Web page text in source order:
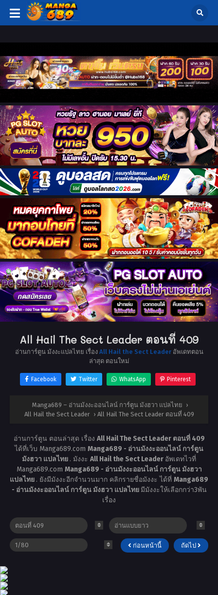
All Hail The Sect Leader ตอนที่ 409
อ่านการ์ตูน มังงะแปลไทย เรื่อง All Hail the Sect Leaderอัพเดทตอน
ล่าสุด ตอนใหม่
Facebook Twitter WhatsApp Pinterest
Manga689 – อ่านมังงะออนไลน์ การ์ตูน มังฮวา แปลไทย ›
All Hail the Sect Leader › All Hail The Sect Leader ตอนที่ 409
อ่านการ์ตูน ตอนล่าสุด เรื่อง All Hail The Sect Leader ตอนที่ 409
ได้ที่เว็บ Manga689.com Manga689 - อ่านมังงะออนไลน์ การ์ตูน
มังฮวา แปลไทย . มังงะ All Hail the Sect Leader อัพเดทไวที่
Manga689.com Manga689 - อ่านมังงะออนไลน์ การ์ตูน มังฮวา
แปลไทย . ยังมีมังงะอีกจำนวนมาก คลิกรายชื่อมังงะ ได้ที่ Manga689
- อ่านมังงะออนไลน์ การ์ตูน มังฮวา แปลไทย มีมังงะให้เลือกกว่า3พัน
เรื่อง
ก่อนหน้านี้ ถัดไป